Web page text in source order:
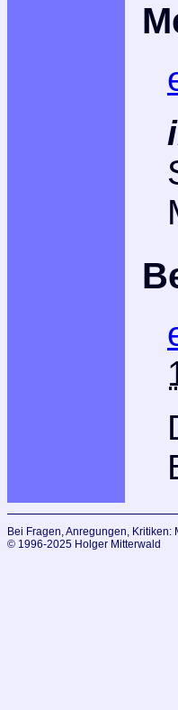
Bei Fragen, Anregungen, Kritiken:
© 1996-2025 Holger Mitterwald